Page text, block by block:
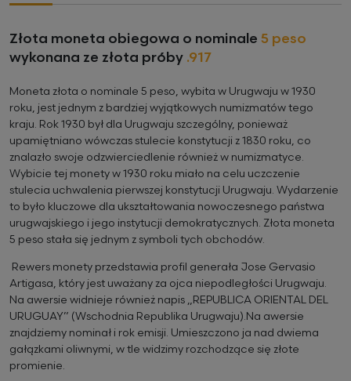
Złota moneta obiegowa o nominale 5 peso
wykonana ze złota próby .917
Moneta złota o nominale 5 peso, wybita w Urugwaju w 1930
roku, jest jednym z bardziej wyjątkowych numizmatów tego
kraju. Rok 1930 był dla Urugwaju szczególny, ponieważ
upamiętniano wówczas stulecie konstytucji z 1830 roku, co
znalazło swoje odzwierciedlenie również w numizmatyce.
Wybicie tej monety w 1930 roku miało na celu uczczenie
stulecia uchwalenia pierwszej konstytucji Urugwaju. Wydarzenie
to było kluczowe dla ukształtowania nowoczesnego państwa
urugwajskiego i jego instytucji demokratycznych. Złota moneta
5 peso stała się jednym z symboli tych obchodów.
Rewers monety przedstawia profil generała Jose Gervasio
Artigasa, który jest uważany za ojca niepodległości Urugwaju.
Na awersie widnieje również napis „REPUBLICA ORIENTAL DEL
URUGUAY” (Wschodnia Republika Urugwaju).Na awersie
znajdziemy nominał i rok emisji. Umieszczono ja nad dwiema
gałązkami oliwnymi, w tle widzimy rozchodzące się złote
promienie.